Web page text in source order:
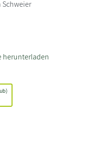
Schweier
herunterladen